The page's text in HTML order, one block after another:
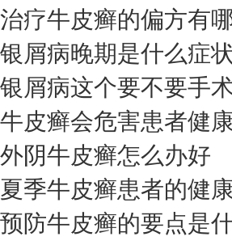
治疗牛皮癣的偏方有
银屑病晚期是什么症状
银屑病这个要不要手
牛皮癣会危害患者健
外阴牛皮癣怎么办好
夏季牛皮癣患者的健
预防牛皮癣的要点是